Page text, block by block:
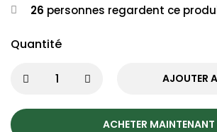
26 personnes regardent ce
Quantité
AJOUTER
ACHETER MAINTENANT